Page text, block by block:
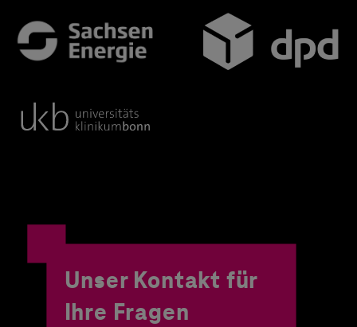
Unser Kontakt für
Ihre Fragen